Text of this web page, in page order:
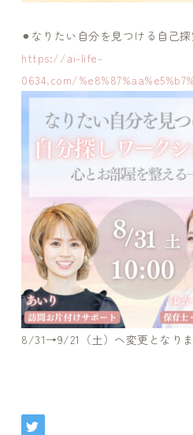
⚫︎なりたい自分を見つける自己
https://ai-life-
0634.com/
8/31→9/21（土）へ変更となり